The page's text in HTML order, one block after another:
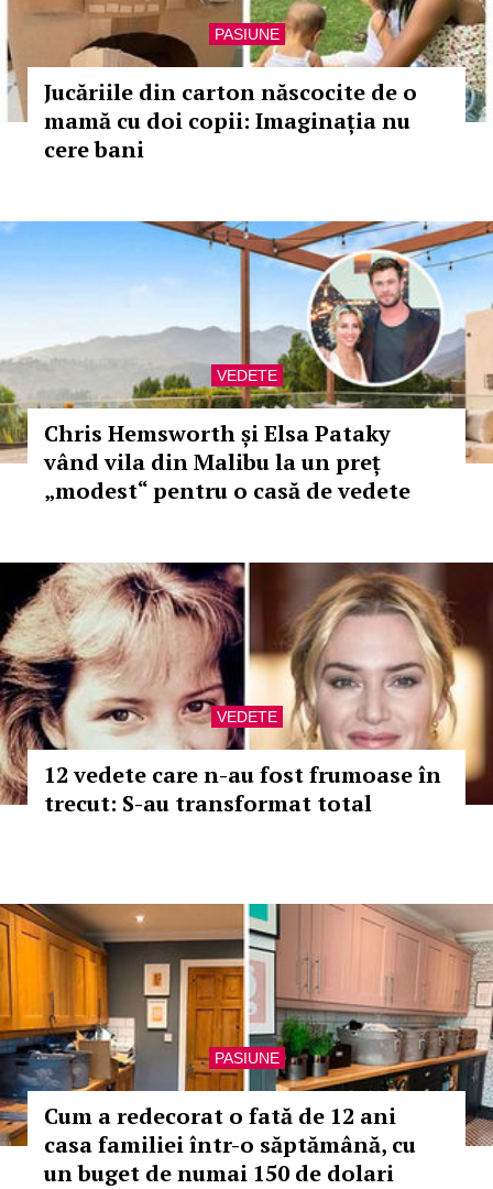
PASIUNE
Jucăriile din carton născocite de o
mamă cu doi copii: Imaginația nu
cere bani
VEDETE
Chris Hemsworth și Elsa Pataky
vând vila din Malibu la un preț
„modest“ pentru o casă de vedete
VEDETE
12 vedete care n-au fost frumoase în
trecut: S-au transformat total
PASIUNE
Cum a redecorat o fată de 12 ani
casa familiei într-o săptămână, cu
un buget de numai 150 de dolari